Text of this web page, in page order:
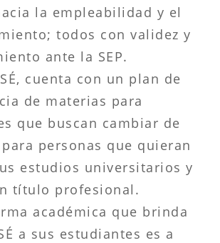
la empleabilidad y el
todos con validez y
ante la SEP.
cuenta con un plan de
de materias para
que buscan cambiar de
personas que quieran
estudios universitarios y
título profesional.
académica que brinda
a sus estudiantes es a